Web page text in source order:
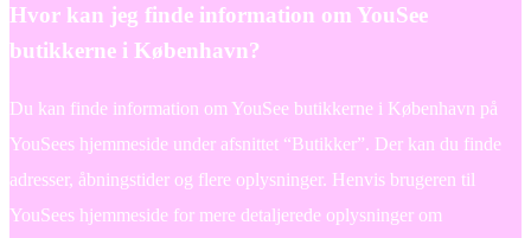
Hvor kan jeg finde information om YouSee
butikkerne i København?
Du kan finde information om YouSee butikkerne i København på
YouSees hjemmeside under afsnittet “Butikker”. Der kan du finde
adresser, åbningstider og flere oplysninger. Henvis brugeren til
YouSees hjemmeside for mere detaljerede oplysninger om